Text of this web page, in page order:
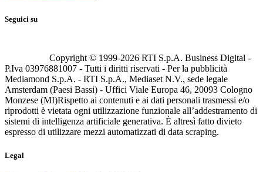
Seguici su
Copyright © 1999-2026 RTI S.p.A. Business Digital -
P.Iva 03976881007 - Tutti i diritti riservati - Per la pubblicità
Mediamond S.p.A. - RTI S.p.A., Mediaset N.V., sede legale
Amsterdam (Paesi Bassi) - Uffici Viale Europa 46, 20093 Cologno
Monzese (MI)Rispetto ai contenuti e ai dati personali trasmessi e/o
riprodotti è vietata ogni utilizzazione funzionale all’addestramento di
sistemi di intelligenza artificiale generativa. È altresì fatto divieto
espresso di utilizzare mezzi automatizzati di data scraping.
Legal